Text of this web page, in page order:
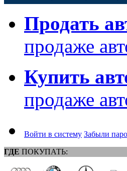
Продать
продаже
Купить
продаже
Войти в систему Забыли
ГДЕ ПОКУПАТЬ: